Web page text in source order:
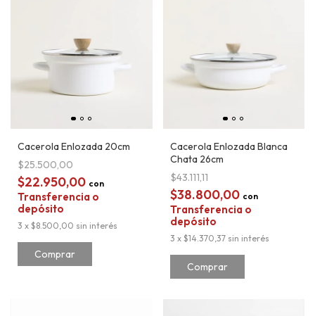
Cacerola Enlozada 20cm
$25.500,00
$22.950,00 con
Transferencia o
depósito
3 x $8.500,00 sin interés
Cacerola Enlozada Blanca
Chata 26cm
$43.111,11
$38.800,00 con
Transferencia o
depósito
3 x $14.370,37 sin interés